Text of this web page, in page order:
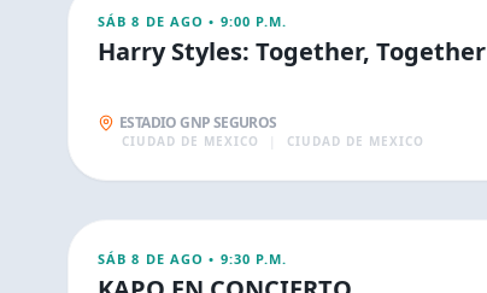
CONCIERTOS
SÁB 8 DE AGO • 9:00 P.M.
Harry Styles: Together, Together
ESTADIO GNP SEGUROS
CIUDAD DE MEXICO CIUDAD DE MEXICO
CONCIERTOS
9
SÁB 8 DE AGO • 9:30 P.M.